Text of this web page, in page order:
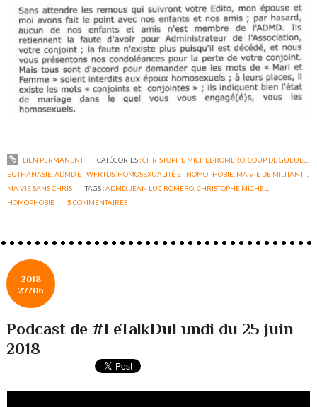
LIEN PERMANENT CATÉGORIES :CHRISTOPHE MICHEL-ROMERO, COUP DE GUEULE,
EUTHANASIE, ADMD ET WFRTDS HOMOSEXUALITÉ ET HOMOPHOBIE MA VIE DE MILITANT !
MA VIE SANS CHRIS
TAGS :ADMD JEAN LUC ROMERO ,CHRISTOPHE MICHEL
HOMOPHOBIE
5 COMMENTAIRES
2018
27/06
Podcast de #LeTalkDuLundi du 25 juin
2018